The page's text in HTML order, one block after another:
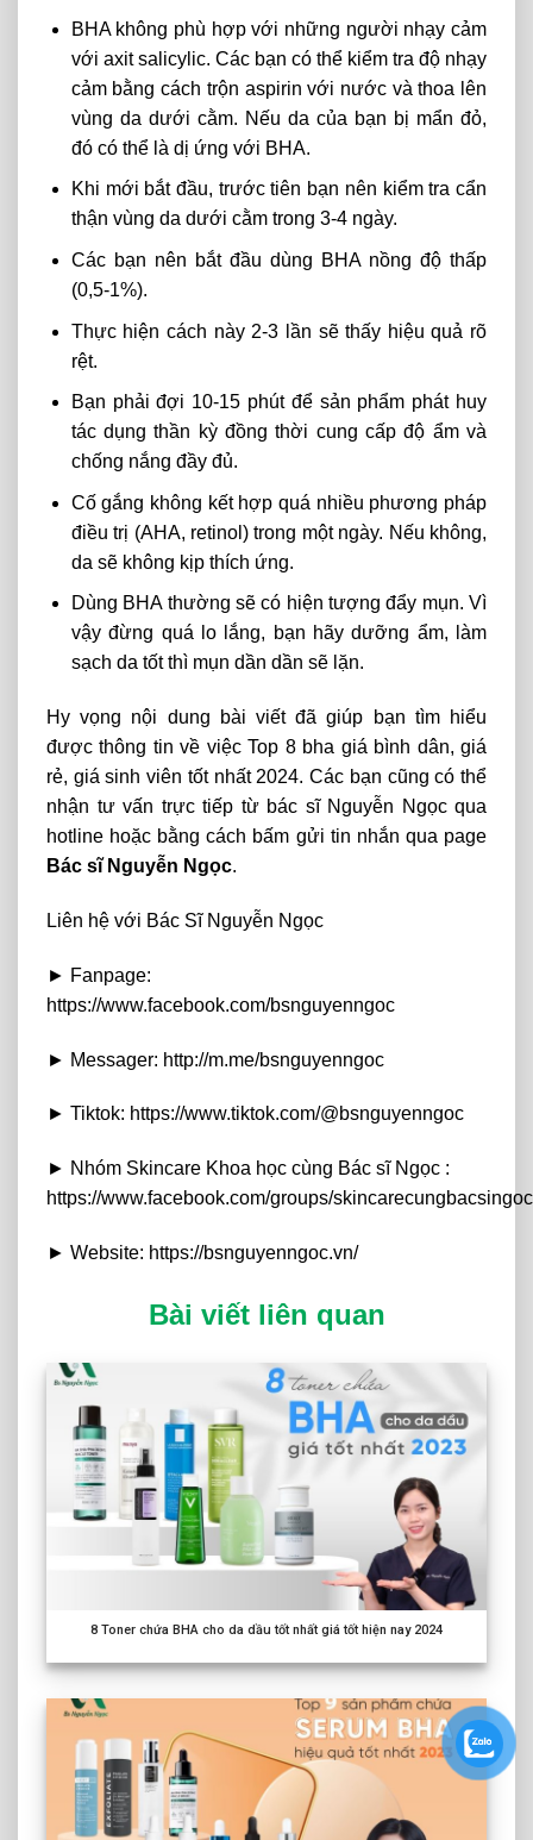
BHA không phù hợp với những người nhạy cảm
với axit salicylic. Các bạn có thể kiểm tra độ nhạy
cảm bằng cách trộn aspirin với nước và thoa lên
vùng da dưới cằm. Nếu da của bạn bị mẩn đỏ,
đó có thể là dị ứng với BHA.
Khi mới bắt đầu, trước tiên bạn nên kiểm tra cẩn
thận vùng da dưới cằm trong 3-4 ngày.
Các bạn nên bắt đầu dùng BHA nồng độ thấp
(0,5-1%).
Thực hiện cách này 2-3 lần sẽ thấy hiệu quả rõ
rệt.
Bạn phải đợi 10-15 phút để sản phẩm phát huy
tác dụng thần kỳ đồng thời cung cấp độ ẩm và
chống nắng đầy đủ.
Cố gắng không kết hợp quá nhiều phương pháp
điều trị (AHA, retinol) trong một ngày. Nếu không,
da sẽ không kịp thích ứng.
Dùng BHA thường sẽ có hiện tượng đẩy mụn. Vì
vậy đừng quá lo lắng, bạn hãy dưỡng ẩm, làm
sạch da tốt thì mụn dần dần sẽ lặn.
Hy vọng nội dung bài viết đã giúp bạn tìm hiểu
được thông tin về việc Top 8 bha giá bình dân, giá
rẻ, giá sinh viên tốt nhất 2024. Các bạn cũng có thể
nhận tư vấn trực tiếp từ bác sĩ Nguyễn Ngọc qua
hotline hoặc bằng cách bấm gửi tin nhắn qua page
Bác sĩ Nguyễn Ngọc.
Liên hệ với Bác Sĩ Nguyễn Ngọc
► Fanpage:
https://www.facebook.com/bsnguyenngoc
► Messager: http://m.me/bsnguyenngoc
► Tiktok: https://www.tiktok.com/@bsnguyenngoc
► Nhóm Skincare Khoa học cùng Bác sĩ Ngọc :
https://www.facebook.com/groups/skincarecungbacsingoc
► Website: https://bsnguyenngoc.vn/
Bài viết liên quan
8 Toner chứa BHA cho da dầu tốt nhất giá tốt hiện nay 2024